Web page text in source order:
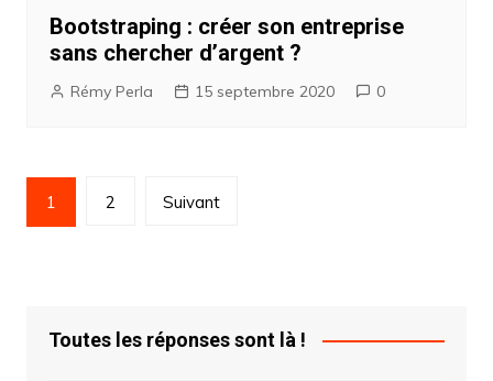
Bootstraping : créer son entreprise
sans chercher d’argent ?
Rémy Perla 15 septembre 2020 0
Navigation
des
1 2 Suivant
Toutes les réponses sont là !